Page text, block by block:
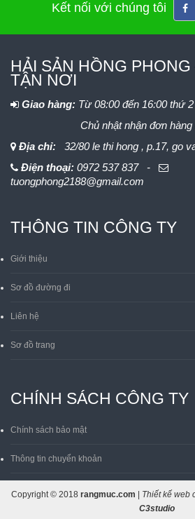
Kết nối với chúng tôi
HẢI SẢN HỒNG
TẬN NƠI
Giao hàng: Từ 08:00 đến 16:00 thứ
Chủ nhật nhận đơn hàng
Địa chỉ:
32/80 le thi hong , p.17, go
Điện thoại: 0972 537 837 -
tuongphong2188@gmail.com
THÔNG TIN CÔNG TY
Giới thiệu
Sơ đồ đường đi
Liên hệ
Sơ đồ trang
CHÍNH SÁCH CÔNG TY
Chính sách bảo mật
Thông tin chuyển khoản
Copyright © 2018 rangmuc.com Thiết kế web
C3studio